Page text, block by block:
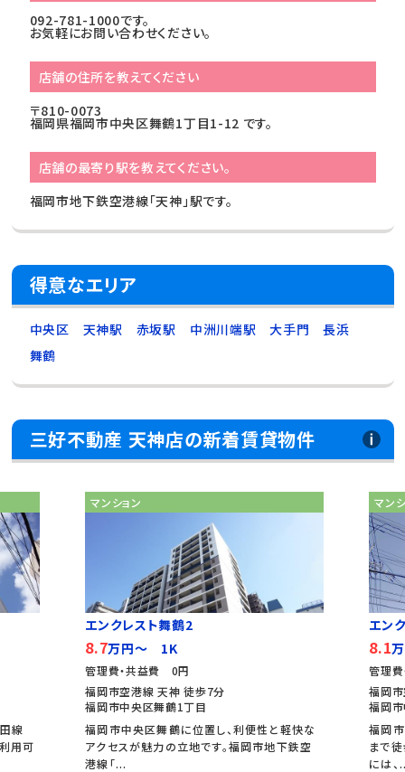
092-781-1000です。
お気軽にお問い合わせください。
店舗の住所を教えてください
〒810-0073
福岡県福岡市中央区舞鶴1丁目1-12 です。
店舗の最寄り駅を教えてください。
福岡市地下鉄空港線「天神」駅です。
得意なエリア
中央区 天神駅 赤坂駅 中洲川端駅 大手門
長浜
舞鶴
三好不動産 天神店の新着賃貸物件
線
用可
マンション
エンクレスト舞鶴2
8.7万円～ 1K
管理費・共益費 0円
福岡市空港線 天神 徒歩7分
福岡市中央区舞鶴1丁目
福岡市中央区舞鶴に位置し、利便性と軽快な
アクセスが魅力の立地です。福岡市地下鉄空
港線「...
マン
エン
8.1
管理
福岡
福岡
福岡
まで
には、